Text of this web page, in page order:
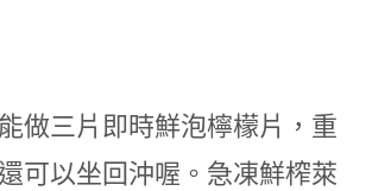
做三片即時鮮泡檸檬片，重
可以坐回沖喔。急凍鮮榨萊